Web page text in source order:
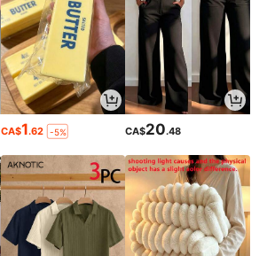
CA$1.62 -5% CA$20.48